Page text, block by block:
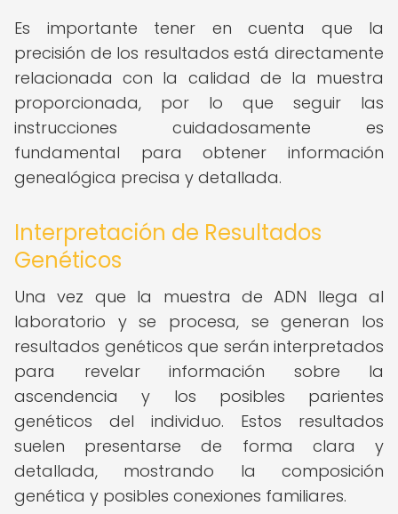
Es importante tener en cuenta que la
precisión de los resultados está directamente
relacionada con la calidad de la muestra
proporcionada, por lo que seguir las
instrucciones cuidadosamente es
fundamental para obtener información
genealógica precisa y detallada.
Interpretación de Resultados
Genéticos
Una vez que la muestra de ADN llega al
laboratorio y se procesa, se generan los
resultados genéticos que serán interpretados
para revelar información sobre la
ascendencia y los posibles parientes
genéticos del individuo. Estos resultados
suelen presentarse de forma clara y
detallada, mostrando la composición
genética y posibles conexiones familiares.